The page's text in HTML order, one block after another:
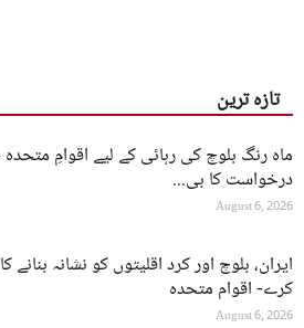
تازہ ترین
ماہ رنگ بلوچ کی رہائی کے لیے اقوامِ متحدہ
درخواست کا بی...
August 6, 2026
ایران، بلوچ اور کرد اقلیتوں کو نشانہ بنانے
کرے- اقوام متحدہ
August 6, 2026